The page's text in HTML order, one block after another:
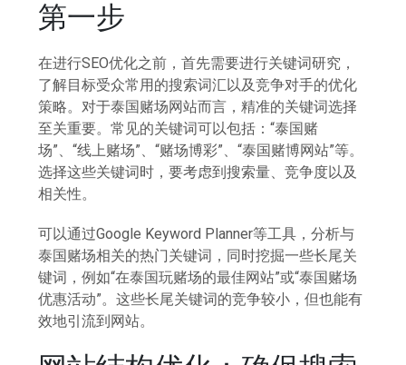
第一步
在进行SEO优化之前，首先需要进行关键词研究，
了解目标受众常用的搜索词汇以及竞争对手的优化
策略。对于泰国赌场网站而言，精准的关键词选择
至关重要。常见的关键词可以包括：“泰国赌
场”、“线上赌场”、“赌场博彩”、“泰国赌博网站”等。
选择这些关键词时，要考虑到搜索量、竞争度以及
相关性。
可以通过Google Keyword Planner等工具，分析与
泰国赌场相关的热门关键词，同时挖掘一些长尾关
键词，例如“在泰国玩赌场的最佳网站”或“泰国赌场
优惠活动”。这些长尾关键词的竞争较小，但也能有
效地引流到网站。